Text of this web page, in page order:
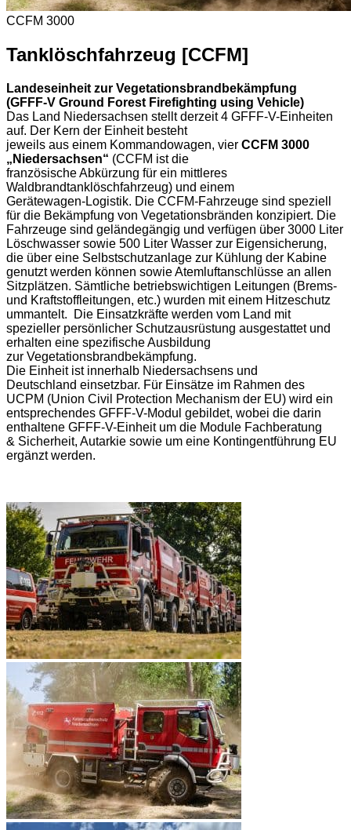
CCFM 3000
Tanklöschfahrzeug [CCFM]
Landeseinheit zur Vegetationsbrandbekämpfung
(GFFF-V Ground Forest Firefighting using Vehicle)
Das Land Niedersachsen stellt derzeit 4 GFFF-V-Einheiten
auf. Der Kern der Einheit besteht
jeweils aus einem Kommandowagen, vier CCFM 3000
„Niedersachsen“ (CCFM ist die
französische Abkürzung für ein mittleres
Waldbrandtanklöschfahrzeug) und einem
Gerätewagen-Logistik. Die CCFM-Fahrzeuge sind speziell
für die Bekämpfung von Vegetationsbränden konzipiert. Die
Fahrzeuge sind geländegängig und verfügen über 3000 Liter
Löschwasser sowie 500 Liter Wasser zur Eigensicherung,
die über eine Selbstschutzanlage zur Kühlung der Kabine
genutzt werden können sowie Atemluftanschlüsse an allen
Sitzplätzen. Sämtliche betriebswichtigen Leitungen (Brems-
und Kraftstoffleitungen, etc.) wurden mit einem Hitzeschutz
ummantelt. Die Einsatzkräfte werden vom Land mit
spezieller persönlicher Schutzausrüstung ausgestattet und
erhalten eine spezifische Ausbildung
zur Vegetationsbrandbekämpfung.
Die Einheit ist innerhalb Niedersachsens und
Deutschland einsetzbar. Für Einsätze im Rahmen des
UCPM (Union Civil Protection Mechanism der EU) wird ein
entsprechendes GFFF-V-Modul gebildet, wobei die darin
enthaltene GFFF-V-Einheit um die Module Fachberatung
& Sicherheit, Autarkie sowie um eine Kontingentführung EU
ergänzt werden.